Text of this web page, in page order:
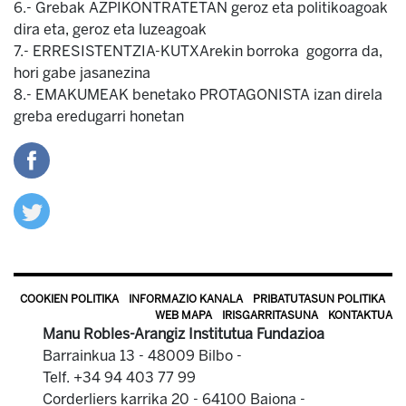
6.- Grebak AZPIKONTRATETAN geroz eta politikoagoak
dira eta, geroz eta luzeagoak
7.- ERRESISTENTZIA-KUTXArekin borroka gogorra da,
hori gabe jasanezina
8.- EMAKUMEAK benetako PROTAGONISTA izan direla
greba eredugarri honetan
COOKIEN POLITIKA INFORMAZIO KANALA
PRIBATUTASUN POLITIKA
WEB MAPA
IRISGARRITASUNA KONTAKTUA
Manu Robles-Arangiz Institutua Fundazioa
Barrainkua 13 - 48009 Bilbo -
Telf. +34 94 403 77 99
Corderliers karrika 20 - 64100 Baiona -